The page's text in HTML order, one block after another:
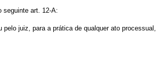
seguinte art. 12-A:
juiz, para a prática de qualquer ato